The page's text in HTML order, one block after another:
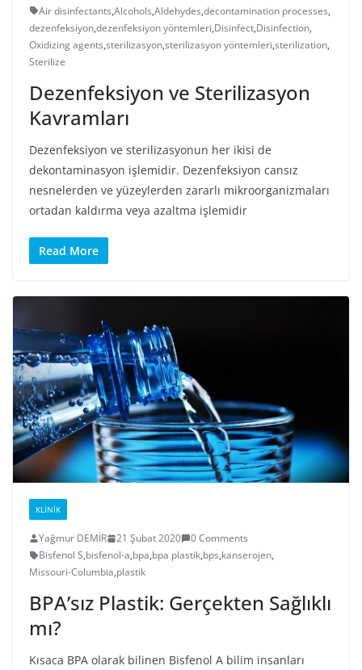
Air disinfectants,Alcohols,Aldehydes,decontamination processes,
dezenfeksiyon,dezenfeksiyon yöntemleri,Disinfect,Disinfection,
Oxidizing agents,sterilizasyon,sterilizasyon yöntemleri,sterilization,
Sterilize
Dezenfeksiyon ve Sterilizasyon
Kavramları
Dezenfeksiyon ve sterilizasyonun her ikisi de
dekontaminasyon işlemidir. Dezenfeksiyon cansız
nesnelerden ve yüzeylerden zararlı mikroorganizmaları
ortadan kaldırma veya azaltma işlemidir
Read More
KLINIK
Yağmur DEMİR 21 Şubat 2020
0 Comments
Bisfenol S,bisfenol-a,bpa,bpa plastik,bps,kanserojen,
Missouri-Columbia,plastik
BPA’sız Plastik: Gerçekten Sağlıklı
mı?
Kısaca BPA olarak bilinen Bisfenol A bilim insanları